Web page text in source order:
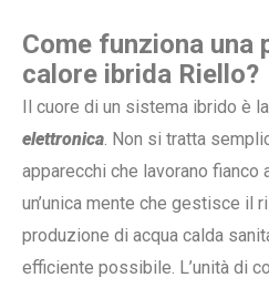
Come funziona una
calore ibrida Riello?
Il cuore di un sistema ibrido è
elettronica. Non si tratta
apparecchi che lavorano fianco
un’unica mente che gestisce il
produzione di acqua calda
efficiente possibile. L’unità di